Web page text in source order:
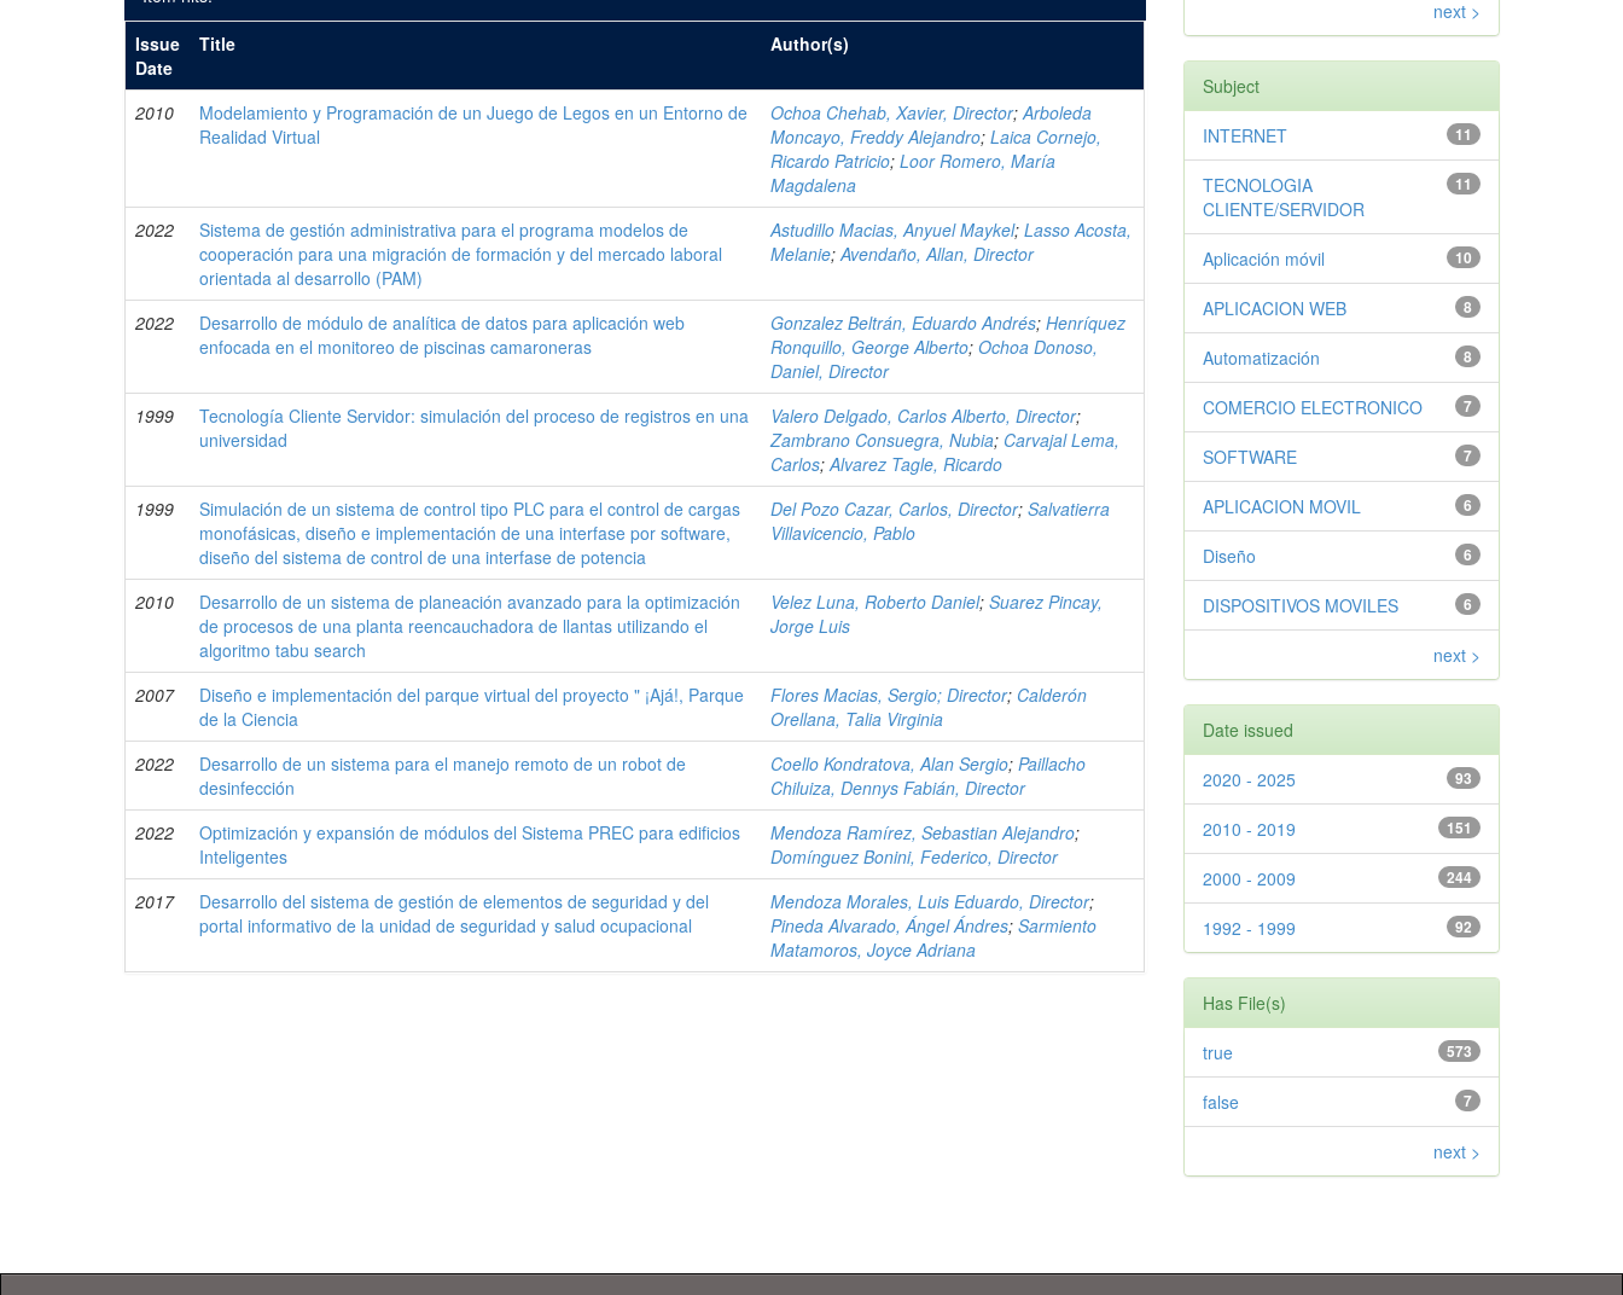
Issue
Date
Title Author(s)
2010
Modelamiento y Programación de un Juego de Legos en un Entorno de
Realidad Virtual
Ochoa Chehab, Xavier, Director;Arboleda
Moncayo, Freddy Alejandro;Laica Cornejo,
Ricardo Patricio;Loor Romero, María
Magdalena
2022
Sistema de gestión administrativa para el programa modelos de
cooperación para una migración de formación y del mercado laboral
orientada al desarrollo (PAM)
Astudillo Macias, Anyuel Maykel;Lasso Acosta,
Melanie;Avendaño, Allan, Director
2022
Desarrollo de módulo de analítica de datos para aplicación web
enfocada en el monitoreo de piscinas camaroneras
Gonzalez Beltrán, Eduardo Andrés;Henríquez
Ronquillo, George Alberto;Ochoa Donoso,
Daniel, Director
1999
Tecnología Cliente Servidor: simulación del proceso de registros en una
universidad
Valero Delgado, Carlos Alberto, Director;
Zambrano Consuegra, Nubia; Carvajal Lema,
Carlos;Alvarez Tagle, Ricardo
1999
Simulación de un sistema de control tipo PLC para el control de cargas
monofásicas, diseño e implementación de una interfase por software,
diseño del sistema de control de una interfase de potencia
Del Pozo Cazar, Carlos, Director;Salvatierra
Villavicencio, Pablo
2010
Desarrollo de un sistema de planeación avanzado para la optimización
de procesos de una planta reencauchadora de llantas utilizando el
algoritmo tabu search
Velez Luna, Roberto Daniel;Suarez Pincay,
Jorge Luis
2007
Diseño e implementación del parque virtual del proyecto " ¡Ajá!, Parque
de la Ciencia
Flores Macias, Sergio; Director; Calderón
Orellana, Talia Virginia
2022
Desarrollo de un sistema para el manejo remoto de un robot de
desinfección
Coello Kondratova, Alan Sergio;Paillacho
Chiluiza, Dennys Fabián, Director
2022
Optimización y expansión de módulos del Sistema PREC para edificios
Inteligentes
Mendoza Ramírez, Sebastian Alejandro;
Domínguez Bonini, Federico, Director
2017
Desarrollo del sistema de gestión de elementos de seguridad y del
portal informativo de la unidad de seguridad y salud ocupacional
Mendoza Morales, Luis Eduardo, Director;
Pineda Alvarado, Ángel Ándres;Sarmiento
Matamoros, Joyce Adriana
next >
Subject
11
INTERNET
11
TECNOLOGIA
CLIENTE/SERVIDOR
10
Aplicación móvil
8
APLICACION WEB
8
Automatización
7
COMERCIO ELECTRONICO
7
SOFTWARE
6
APLICACION MOVIL
6
Diseño
6
DISPOSITIVOS MOVILES
next >
Date issued
93
2020 - 2025
151
2010 - 2019
244
2000 - 2009
92
1992 - 1999
Has File(s)
573
true
7
false
next >